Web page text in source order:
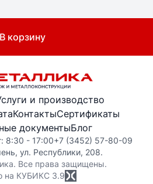
В корзину
и производство
КонтактыСертификаты
документыБлог
8:30 - 17:00+7 (3452) 57-80-09
ул. Республики, 208.
Все права защищены.
на КУБИКС 3.9